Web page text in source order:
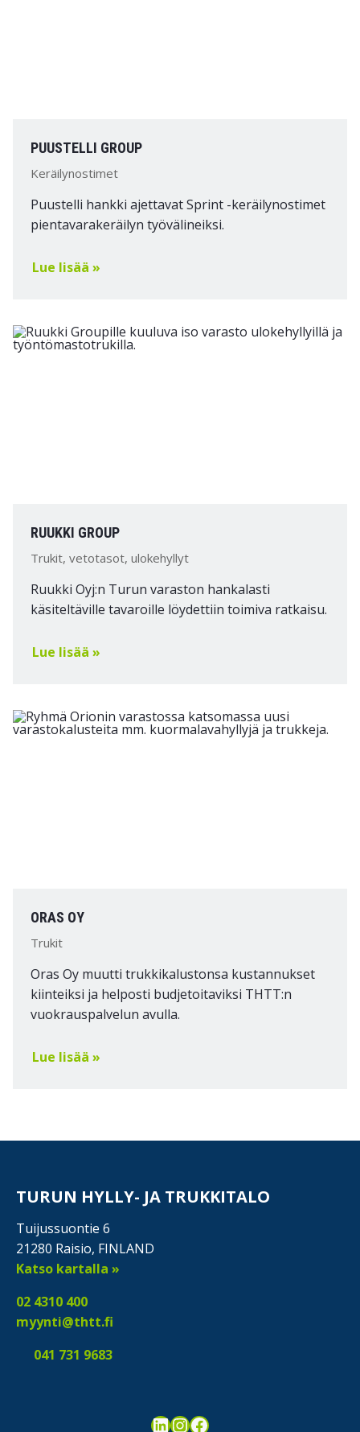
PUUSTELLI GROUP
Keräilynostimet
Puustelli hankki ajettavat Sprint -keräilynostimet
pientavarakeräilyn työvälineiksi.
Lue lisää »
RUUKKI GROUP
Trukit, vetotasot, ulokehyllyt
Ruukki Oyj:n Turun varaston hankalasti
käsiteltäville tavaroille löydettiin toimiva ratkaisu.
Lue lisää »
ORAS OY
Trukit
Oras Oy muutti trukkikalustonsa kustannukset
kiinteiksi ja helposti budjetoitaviksi THTT:n
vuokrauspalvelun avulla.
Lue lisää »
TURUN HYLLY- JA TRUKKITALO
Tuijussuontie 6
21280 Raisio, FINLAND
Katso kartalla »
02 4310 400
myynti@thtt.fi
041 731 9683
LinkedIn
Instagram
Facebook